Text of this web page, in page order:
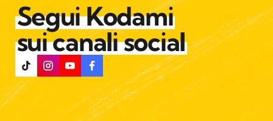
Segui Kodami
sui canali social